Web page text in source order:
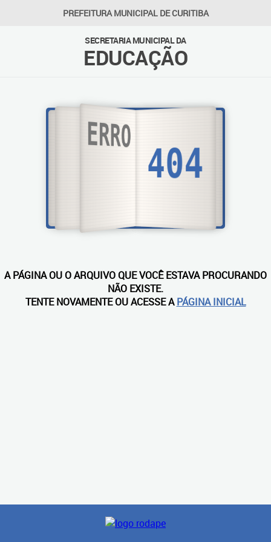
PREFEITURA MUNICIPAL DE CURITIBA
SECRETARIA MUNICIPAL DA
EDUCAÇÃO
A PÁGINA OU O ARQUIVO QUE VOCÊ ESTAVA PROCURANDO
NÃO EXISTE.
TENTE NOVAMENTE OU ACESSE APÁGINA INICIAL